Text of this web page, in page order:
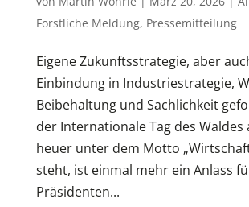
Forstliche Meldung, Pressemitteilung
Eigene Zukunftsstrategie, aber
Einbindung in Industriestrategie,
Beibehaltung und Sachlichkeit
der Internationale Tag des Waldes
heuer unter dem Motto
steht, ist einmal mehr ein Anlass
Präsidenten...